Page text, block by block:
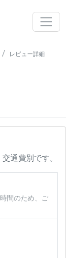
レビュー詳細
通費別です。
間のため、ご